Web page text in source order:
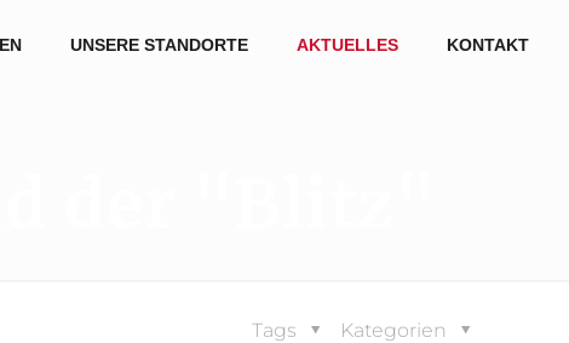
UNSERE STANDORTE AKTUELLES KONTAKT
Kategorien
Tags